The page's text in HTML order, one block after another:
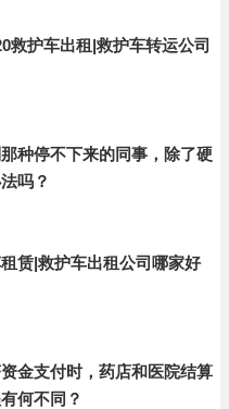
救护车出租|救护车转运公司
种停不下来的同事，除了硬
吗？
赁|救护车出租公司哪家好
金支付时，药店和医院结算
何不同？